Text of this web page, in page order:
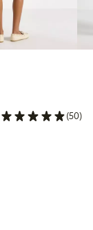
(50)